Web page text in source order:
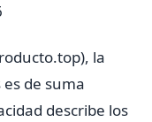
la
de suma
describe los